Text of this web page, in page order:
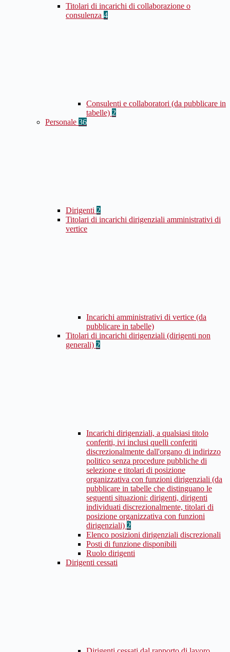
Titolari di incarichi di collaborazione o
consulenza 4
Consulenti e collaboratori (da pubblicare in
tabelle) 2
Personale 36
Dirigenti 2
Titolari di incarichi dirigenziali amministrativi di
vertice
Incarichi amministrativi di vertice (da
pubblicare in tabelle)
Titolari di incarichi dirigenziali (dirigenti non
generali) 2
Incarichi dirigenziali, a qualsiasi titolo
conferiti, ivi inclusi quelli conferiti
discrezionalmente dall'organo di indirizzo
politico senza procedure pubbliche di
selezione e titolari di posizione
organizzativa con funzioni dirigenziali (da
pubblicare in tabelle che distinguano le
seguenti situazioni: dirigenti, dirigenti
individuati discrezionalmente, titolari di
posizione organizzativa con funzioni
dirigenziali) 2
Elenco posizioni dirigenziali discrezionali
Posti di funzione disponibili
Ruolo dirigenti
Dirigenti cessati